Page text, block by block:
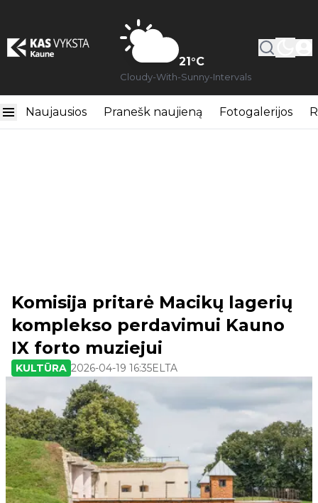
21°C
Cloudy-With-Sunny-Intervals
Naujausios Pranešk naujieną Fotogalerijos
Komisija pritarė Macikų lagerių
komplekso perdavimui Kauno
IX forto muziejui
KULTŪRA 2026-04-19 16:35ELTA